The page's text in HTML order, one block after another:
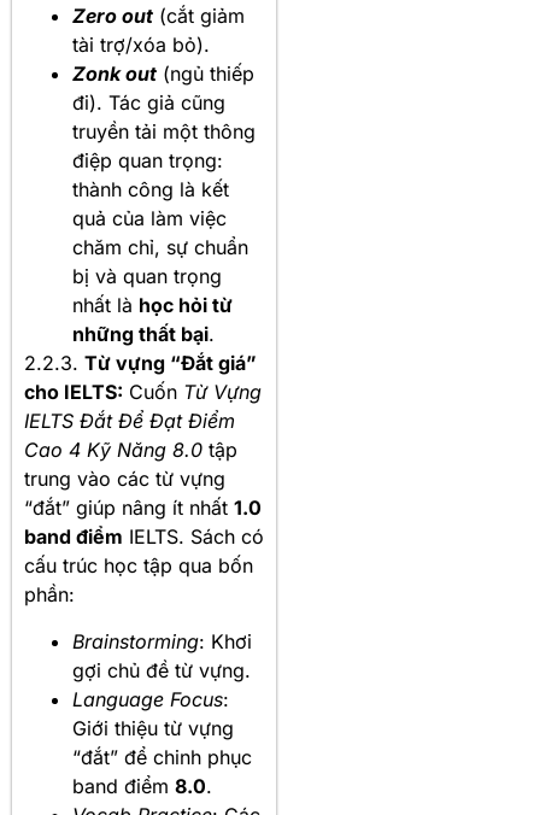
Zero out (cắt giảm
tài trợ/xóa bỏ).
Zonk out (ngủ thiếp
đi). Tác giả cũng
truyền tải một thông
điệp quan trọng:
thành công là kết
quả của làm việc
chăm chỉ, sự chuẩn
bị và quan trọng
nhất là học hỏi từ
những thất bại.
2.2.3. Từ vựng “Đắt giá”
cho IELTS: Cuốn Từ Vựng
IELTS Đắt Để Đạt Điểm
Cao 4 Kỹ Năng 8.0 tập
trung vào các từ vựng
“đắt” giúp nâng ít nhất 1.0
band điểm IELTS. Sách có
cấu trúc học tập qua bốn
phần:
Brainstorming: Khơi
gợi chủ đề từ vựng.
Language Focus:
Giới thiệu từ vựng
“đắt” để chinh phục
band điểm 8.0.